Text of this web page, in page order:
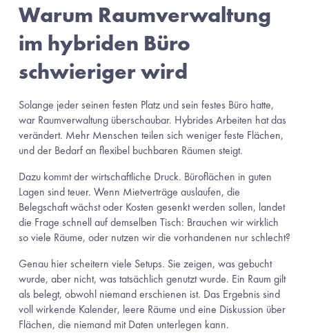
Warum Raumverwaltung
im hybriden Büro
schwieriger wird
Solange jeder seinen festen Platz und sein festes Büro hatte,
war Raumverwaltung überschaubar. Hybrides Arbeiten hat das
verändert. Mehr Menschen teilen sich weniger feste Flächen,
und der Bedarf an flexibel buchbaren Räumen steigt.
Dazu kommt der wirtschaftliche Druck. Büroflächen in guten
Lagen sind teuer. Wenn Mietverträge auslaufen, die
Belegschaft wächst oder Kosten gesenkt werden sollen, landet
die Frage schnell auf demselben Tisch: Brauchen wir wirklich
so viele Räume, oder nutzen wir die vorhandenen nur schlecht?
Genau hier scheitern viele Setups. Sie zeigen, was gebucht
wurde, aber nicht, was tatsächlich genutzt wurde. Ein Raum gilt
als belegt, obwohl niemand erschienen ist. Das Ergebnis sind
voll wirkende Kalender, leere Räume und eine Diskussion über
Flächen, die niemand mit Daten unterlegen kann.